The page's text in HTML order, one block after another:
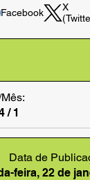
Facebook
X
/ 1
Data de
feira, 22 de